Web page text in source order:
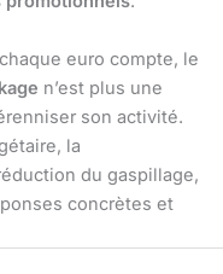
euro compte, le
n’est plus une
son activité.
la
du gaspillage,
concrètes et